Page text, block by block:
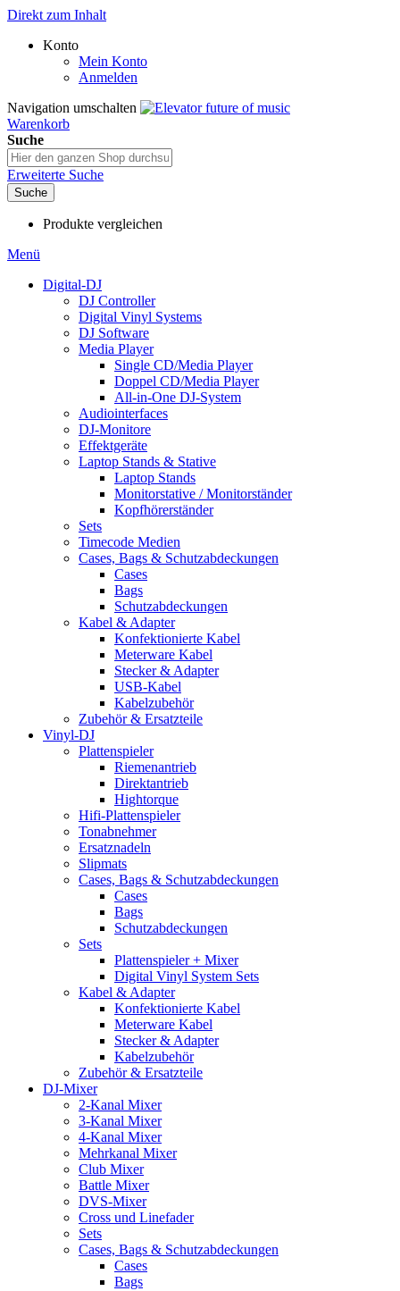
Direkt zum Inhalt
Konto
Mein Konto
Anmelden
Navigation umschalten
Warenkorb
Suche
Erweiterte Suche
Suche
Produkte vergleichen
Menü
Digital-DJ
DJ Controller
Digital Vinyl Systems
DJ Software
Media Player
Single CD/Media Player
Doppel CD/Media Player
All-in-One DJ-System
Audiointerfaces
DJ-Monitore
Effektgeräte
Laptop Stands & Stative
Laptop Stands
Monitorstative / Monitorständer
Kopfhörerständer
Sets
Timecode Medien
Cases, Bags & Schutzabdeckungen
Cases
Bags
Schutzabdeckungen
Kabel & Adapter
Konfektionierte Kabel
Meterware Kabel
Stecker & Adapter
USB-Kabel
Kabelzubehör
Zubehör & Ersatzteile
Vinyl-DJ
Plattenspieler
Riemenantrieb
Direktantrieb
Hightorque
Hifi-Plattenspieler
Tonabnehmer
Ersatznadeln
Slipmats
Cases, Bags & Schutzabdeckungen
Cases
Bags
Schutzabdeckungen
Sets
Plattenspieler + Mixer
Digital Vinyl System Sets
Kabel & Adapter
Konfektionierte Kabel
Meterware Kabel
Stecker & Adapter
Kabelzubehör
Zubehör & Ersatzteile
DJ-Mixer
2-Kanal Mixer
3-Kanal Mixer
4-Kanal Mixer
Mehrkanal Mixer
Club Mixer
Battle Mixer
DVS-Mixer
Cross und Linefader
Sets
Cases, Bags & Schutzabdeckungen
Cases
Bags